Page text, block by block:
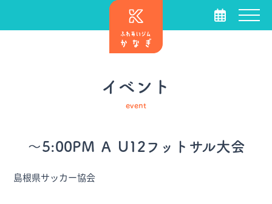
イベント
event
～5:00PM Ａ U12フットサル大会
島根県サッカー協会